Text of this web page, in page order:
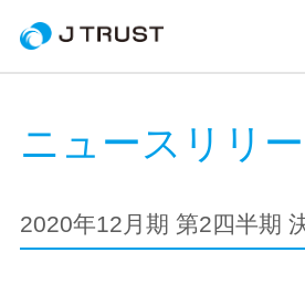
ニュースリリ
2020年12月期 第2四半期